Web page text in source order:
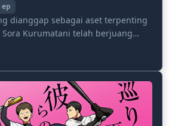
ep
dianggap sebagai aset terpenting
Kurumatani telah berjuang
sejak awal cintanya pad...